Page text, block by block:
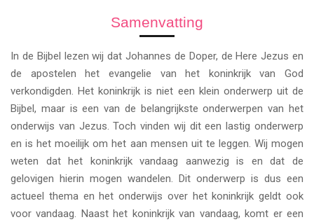
Samenvatting
In de Bijbel lezen wij dat Johannes de Doper, de Here Jezus en
de apostelen het evangelie van het koninkrijk van God
verkondigden. Het koninkrijk is niet een klein onderwerp uit de
Bijbel, maar is een van de belangrijkste onderwerpen van het
onderwijs van Jezus. Toch vinden wij dit een lastig onderwerp
en is het moeilijk om het aan mensen uit te leggen. Wij mogen
weten dat het koninkrijk vandaag aanwezig is en dat de
gelovigen hierin mogen wandelen. Dit onderwerp is dus een
actueel thema en het onderwijs over het koninkrijk geldt ook
voor vandaag. Naast het koninkrijk van vandaag, komt er een